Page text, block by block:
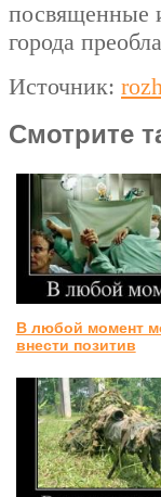
посвященные
города
Источник:
Смотрите
В любой момент
внести позитив